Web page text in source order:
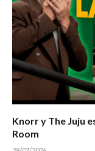
Knorr y The Juju
Room